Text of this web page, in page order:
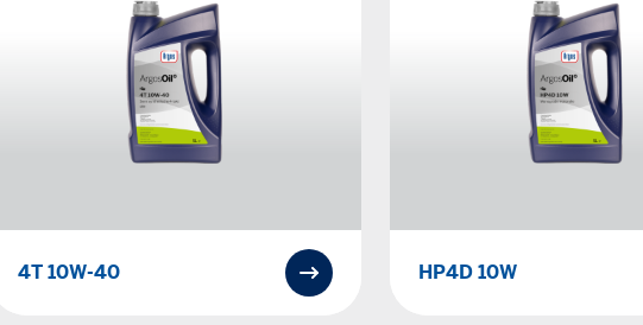
4T 10W-40 HP4D 10W